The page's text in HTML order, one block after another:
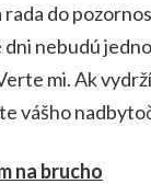
rada do
nebudú
mi. Ak
vášho
na brucho